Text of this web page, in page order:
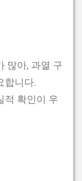
많아, 과열 구
합니다.
적 확인이 우